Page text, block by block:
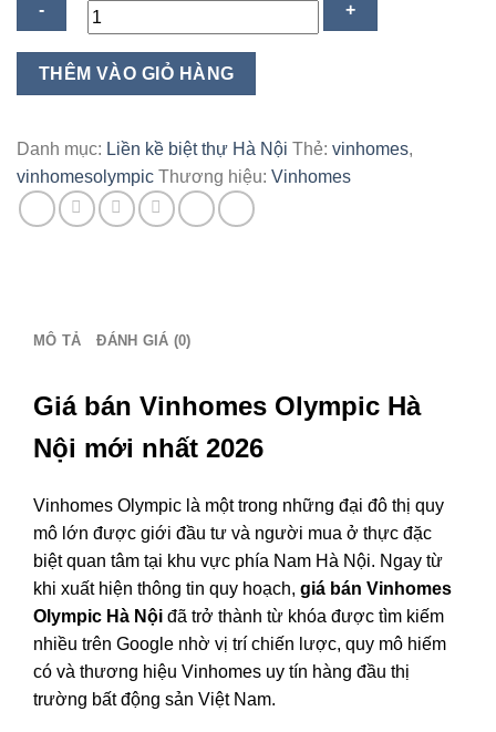
Giá
Olympic
Nội
2026
kiến:
279
939
THÊM VÀO GIỎ HÀNG
Danh mục: Liền kề biệt thự Hà Nội Thẻ: vinhomes,
vinhomesolympic Thương hiệu: Vinhomes
MÔ TẢ ĐÁNH GIÁ (0)
Giá bán Vinhomes Olympic Hà
Nội mới nhất 2026
Vinhomes Olympic là một trong những đại đô thị quy
mô lớn được giới đầu tư và người mua ở thực đặc
biệt quan tâm tại khu vực phía Nam Hà Nội. Ngay từ
khi xuất hiện thông tin quy hoạch, giá bán Vinhomes
Olympic Hà Nội đã trở thành từ khóa được tìm kiếm
nhiều trên Google nhờ vị trí chiến lược, quy mô hiếm
có và thương hiệu Vinhomes uy tín hàng đầu thị
trường bất động sản Việt Nam.